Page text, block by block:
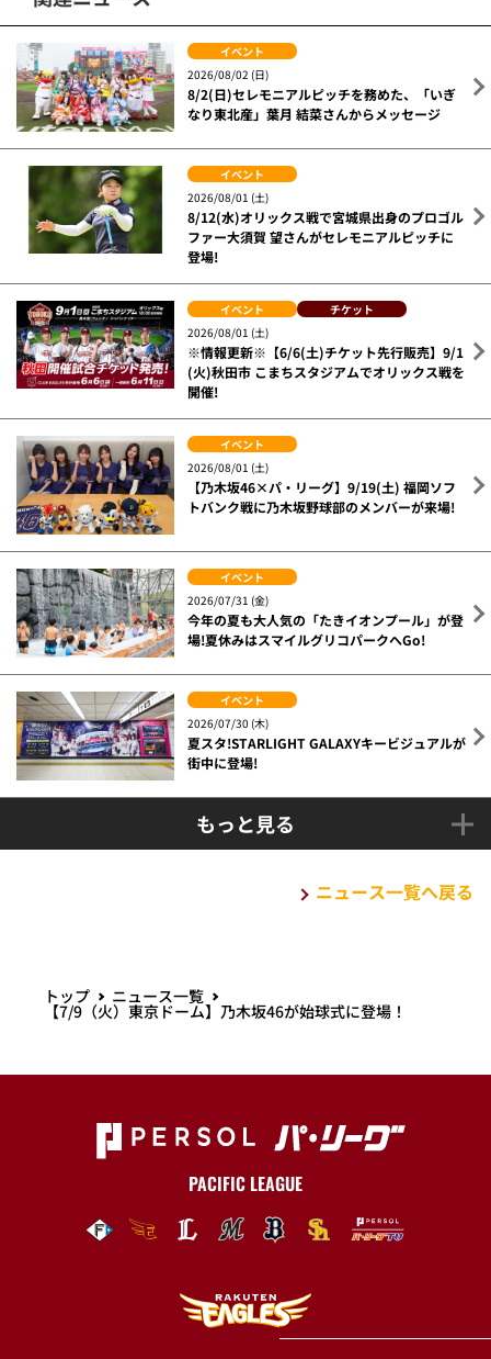
イベント
2026/08/02 (日)
8/2(日)セレモニアルピッチを務めた、「いぎ
なり東北産」葉月 結菜さんからメッセージ
イベント
2026/08/01 (土)
8/12(水)オリックス戦で宮城県出身のプロゴル
ファー大須賀 望さんがセレモニアルピッチに
登場!
イベント
チケット
2026/08/01 (土)
※情報更新※【6/6(土)チケット先行販売】9/1
(火)秋田市 こまちスタジアムでオリックス戦を
開催!
イベント
2026/08/01 (土)
【乃木坂46×パ・リーグ】9/19(土) 福岡ソフ
トバンク戦に乃木坂野球部のメンバーが来場!
イベント
2026/07/31 (金)
今年の夏も大人気の「たきイオンプール」が登
場!夏休みはスマイルグリコパークへGo!
イベント
2026/07/30 (木)
夏スタ!STARLIGHT GALAXYキービジュアルが
街中に登場!
もっと見る
ニュース一覧へ戻る
トップ ニュース一覧
【7/9（火）東京ドーム】乃木坂46が始球式に登場！
PACIFIC LEAGUE